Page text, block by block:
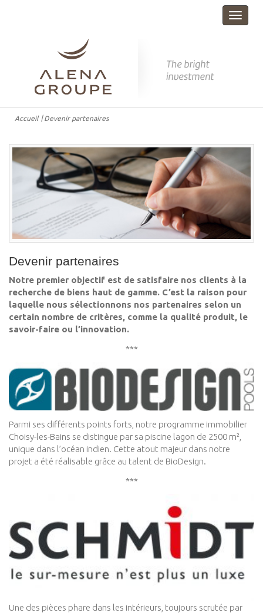
Toggle
Accueil Devenir partenaires
Devenir partenaires
Notre premier objectif est de satisfaire nos clients à la
recherche de biens haut de gamme. C’est la raison pour
laquelle nous sélectionnons nos partenaires selon un
certain nombre de critères, comme la qualité produit, le
savoir-faire ou l’innovation.
***
Parmi ses différents points forts, notre programme immobilier
Choisy-les-Bains se distingue par sa piscine lagon de 2500 m²,
unique dans l’océan indien. Cette atout majeur dans notre
projet a été réalisable grâce au talent de BioDesign.
***
Une des pièces phare dans les intérieurs, toujours scrutée par